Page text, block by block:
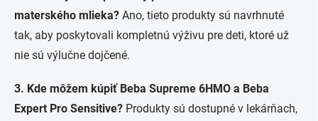
materského mlieka? Ano, tieto produkty sú navrhnuté
tak, aby poskytovali kompletnú výživu pre deti, ktoré už
nie sú výlučne dojčené.
3. Kde môžem kúpiť Beba Supreme 6HMO a Beba
Expert Pro Sensitive? Produkty sú dostupné v lekárňach,